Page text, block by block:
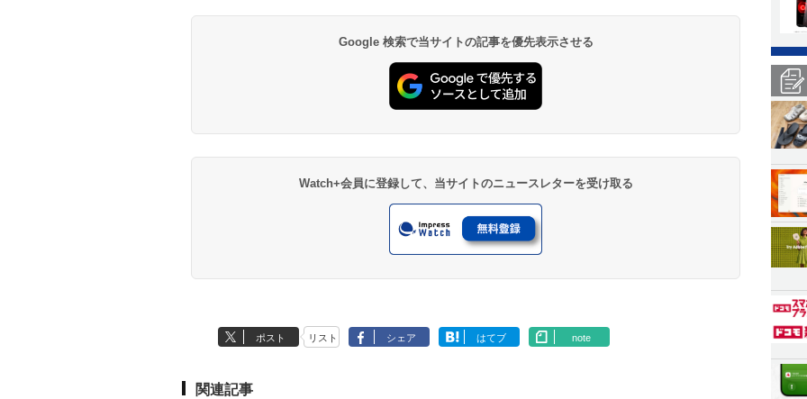
Google 検索で当サイトの記事を優先表示させる
Watch+会員に登録して、当サイトのニュースレターを受け取る
ポスト リスト シェア はてブ note
関連記事